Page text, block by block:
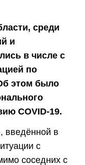
среди
и
в числе с
по
этом было
COVID-19.
введённой в
с
соседних с